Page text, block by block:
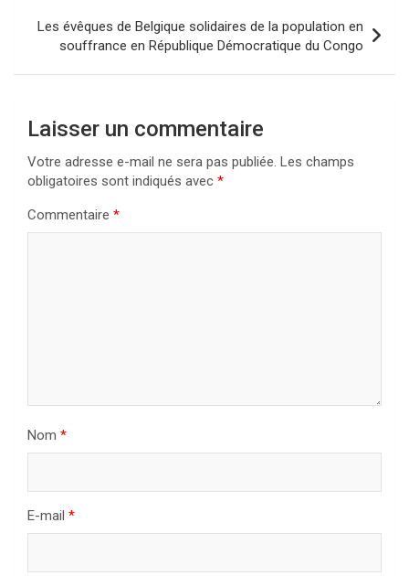
l’article
Les évêques de Belgique solidaires de la population en
souffrance en République Démocratique du Congo
Laisser un commentaire
Votre adresse e-mail ne sera pas publiée. Les champs
obligatoires sont indiqués avec *
Commentaire *
Nom *
E-mail *